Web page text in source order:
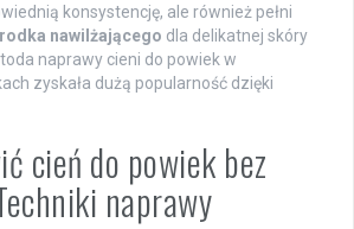
konsystencję, ale również pełni
nawilżającego dla delikatnej skóry
naprawy cieni do powiek w
zyskała dużą popularność dzięki
cień do powiek bez
naprawy